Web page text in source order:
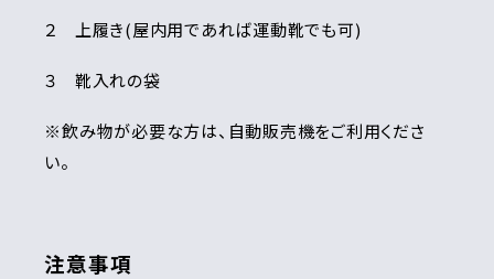
２ 上履き(屋内用であれば運動靴でも可)
３ 靴入れの袋
※飲み物が必要な方は、自動販売機をご利用くださ
い。
注意事項